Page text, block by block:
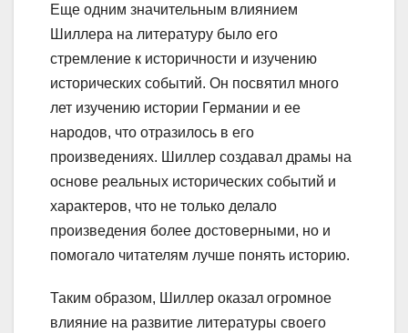
Еще одним значительным влиянием
Шиллера на литературу было его
стремление к историчности и изучению
исторических событий. Он посвятил много
лет изучению истории Германии и ее
народов, что отразилось в его
произведениях. Шиллер создавал драмы на
основе реальных исторических событий и
характеров, что не только делало
произведения более достоверными, но и
помогало читателям лучше понять историю.
Таким образом, Шиллер оказал огромное
влияние на развитие литературы своего